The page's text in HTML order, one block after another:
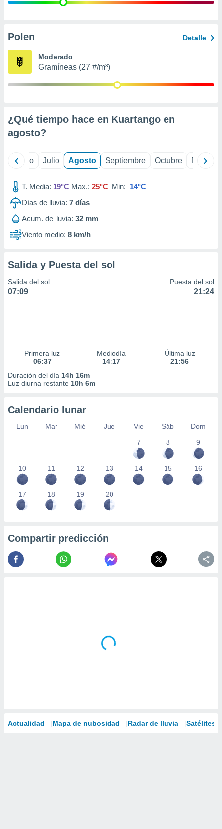
publicidad
de
Polen Detalle
Moderado
Gramíneas (27 #/m³)
¿Qué tiempo hace en Kuartango en
agosto?
Junio Julio Agosto Septiembre Octubre
T. Media: 19°C Max.: 25°C Min: 14°C
Días de lluvia: 7 días
Acum. de lluvia: 32 mm
Viento medio: 8 km/h
Salida y Puesta del sol
Salida del sol
07:09
Puesta del sol
21:24
Primera luz
06:37
Mediodía
14:17
Última luz
21:56
Duración del día 14h 16m
Luz diurna restante 10h 6m
Calendario lunar
Lun Mar Mié Jue Vie Sáb
Dom
7
8 9
10 11 12 13 14 15 16
17 18 19 20
Compartir predicción
Actualidad Mapa de nubosidad Radar de lluvia Satélites